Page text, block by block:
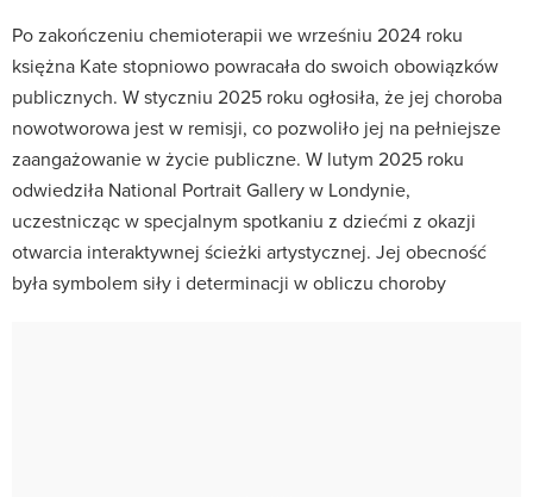
Po zakończeniu chemioterapii we wrześniu 2024 roku
księżna Kate stopniowo powracała do swoich obowiązków
publicznych. W styczniu 2025 roku ogłosiła, że jej choroba
nowotworowa jest w remisji, co pozwoliło jej na pełniejsze
zaangażowanie w życie publiczne. W lutym 2025 roku
odwiedziła National Portrait Gallery w Londynie,
uczestnicząc w specjalnym spotkaniu z dziećmi z okazji
otwarcia interaktywnej ścieżki artystycznej. Jej obecność
była symbolem siły i determinacji w obliczu choroby